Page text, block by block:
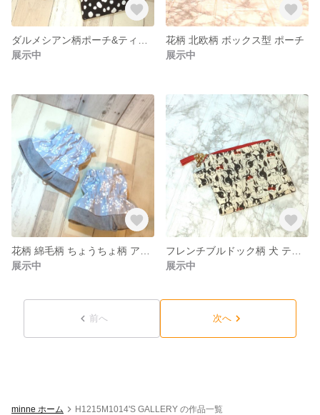
展示中
花柄 北欧柄 ボックス型 ポーチ
展示中
展示中
展示中
前へ 次へ
minne ホーム H1215M1014'S GALLERY の作品一覧